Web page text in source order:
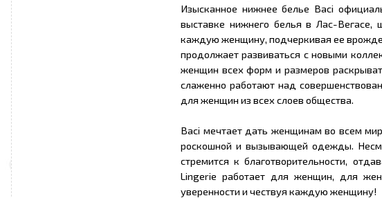
Изысканное нижнее белье Baci
выставке нижнего белья в Лас-Вегасе,
каждую женщину, подчеркивая ее
продолжает развиваться с новыми
женщин всех форм и размеров
слаженно работают над
для женщин из всех слоев общества.
Baci мечтает дать женщинам во всем
роскошной и вызывающей одежды.
стремится к благотворительности,
Lingerie работает для женщин, для
уверенности и чествуя каждую женщину!